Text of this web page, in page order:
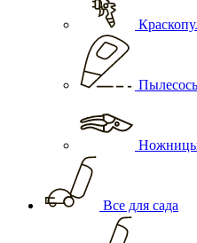
Ножницы
Все для сада